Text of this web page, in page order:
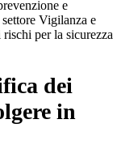
e
Vigilanza e
per la sicurezza
dei
in